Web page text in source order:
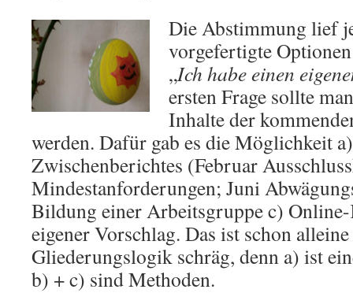
Die Abstimmung lief
vorgefertigte
„Ich habe einen
ersten Frage sollte
Inhalte der
werden. Dafür gab es die Möglichkeit
Zwischenberichtes (Februar
Mindestanforderungen; Juni
Bildung einer Arbeitsgruppe c)
eigener Vorschlag. Das ist schon
Gliederungslogik schräg, denn a) ist
b) + c) sind Methoden.